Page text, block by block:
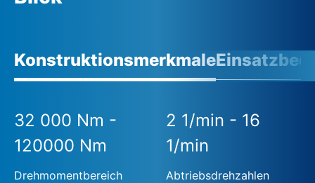
Konstruktionsmerkmale
32 000 Nm -
120000 Nm
Drehmomentbereich
2 1/min - 16
1/min
Abtriebsdrehzahlen